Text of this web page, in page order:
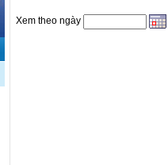
Xem theo ngày